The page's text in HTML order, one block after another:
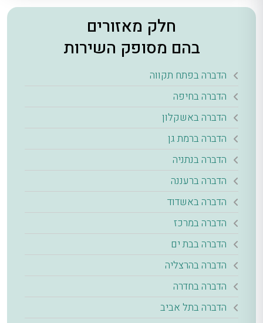
חלק מאזורים
בהם מסופק השירות
הדברה בפתח תקווה
הדברה בחיפה
הדברה באשקלון
הדברה ברמת גן
הדברה בנתניה
הדברה ברעננה
הדברה באשדוד
הדברה במרכז
הדברה בבת ים
הדברה בהרצליה
הדברה בחדרה
הדברה בתל אביב